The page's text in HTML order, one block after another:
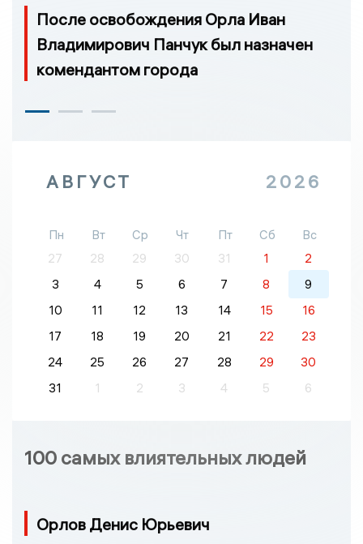
После освобождения Орла Иван
Владимирович Панчук был назначен
комендантом города
АВГУСТ 2026
Пн Вт Ср Чт Пт Сб
Вс
27
28 29 30 31 1
2
3
4 5 6 7 8
9
10
11 12 13 14 15
16
17
18 19 20 21 22
23
24
25 26 27 28 29
30
31
1 2 3 4 5 6
100 самых влиятельных людей
Орлов Денис Юрьевич